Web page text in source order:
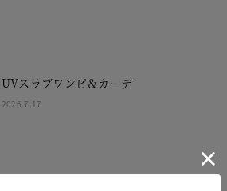
UVスラブワンピ＆カーデ
2026.7.17